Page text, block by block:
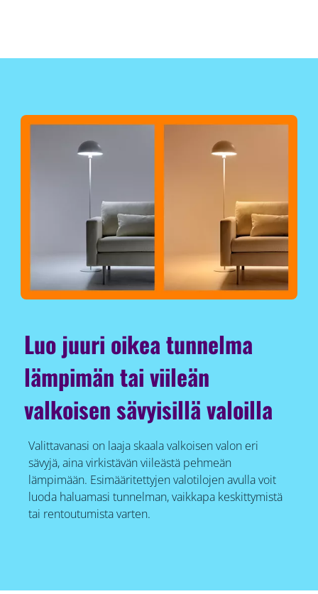
Luo juuri oikea tunnelma
lämpimän tai viileän
valkoisen sävyisillä valoilla
Valittavanasi on laaja skaala valkoisen valon eri
sävyjä, aina virkistävän viileästä pehmeän
lämpimään. Esimääritettyjen valotilojen avulla voit
luoda haluamasi tunnelman, vaikkapa keskittymistä
tai rentoutumista varten.